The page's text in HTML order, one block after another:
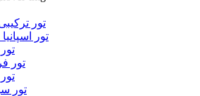
تور
تور اسپانیا ۱۴۰۵
تور
تور
تور